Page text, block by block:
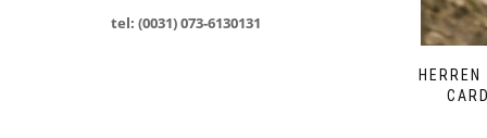
tel: (0031) 073-6130131